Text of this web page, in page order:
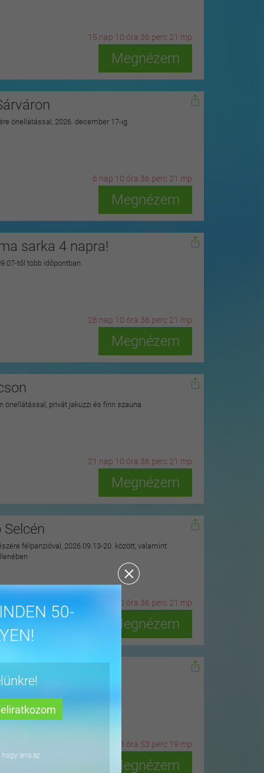
50-
arra az
15 nap 10 óra 36 perc 19 mp
Megnézem
önellátással, 2026. december 17-ig
6 nap 10 óra 36 perc 19 mp
Megnézem
sarka 4 napra!
től több időpontban
28 nap 10 óra 36 perc 19 mp
Megnézem
önellátással, privát jakuzzi és finn szauna
21 nap 10 óra 36 perc 19 mp
Megnézem
félpanzióval, 2026.09.13-20. között, valamint
10 óra 36 perc 19 mp
Megnézem
15-ig
3 óra 53 perc 17 mp
Megnézem